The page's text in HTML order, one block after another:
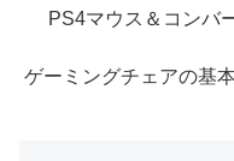
PS4マウス＆コンバ
ゲーミングチェアの基本